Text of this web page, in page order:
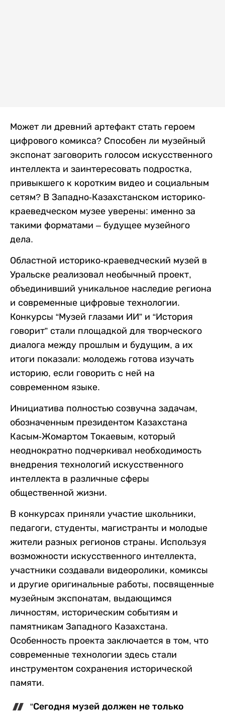
Может ли древний артефакт стать героем
цифрового комикса? Способен ли музейный
экспонат заговорить голосом искусственного
интеллекта и заинтересовать подростка,
привыкшего к коротким видео и социальным
сетям? В Западно-Казахстанском историко-
краеведческом музее уверены: именно за
такими форматами – будущее музейного
дела.
Областной историко-краеведческий музей в
Уральске реализовал необычный проект,
объединивший уникальное наследие региона
и современные цифровые технологии.
Конкурсы “Музей глазами ИИ” и “История
говорит” стали площадкой для творческого
диалога между прошлым и будущим, а их
итоги показали: молодежь готова изучать
историю, если говорить с ней на
современном языке.
Инициатива полностью созвучна задачам,
обозначенным президентом Казахстана
Касым-Жомартом Токаевым, который
неоднократно подчеркивал необходимость
внедрения технологий искусственного
интеллекта в различные сферы
общественной жизни.
В конкурсах приняли участие школьники,
педагоги, студенты, магистранты и молодые
жители разных регионов страны. Используя
возможности искусственного интеллекта,
участники создавали видеоролики, комиксы
и другие оригинальные работы, посвященные
музейным экспонатам, выдающимся
личностям, историческим событиям и
памятникам Западного Казахстана.
Особенность проекта заключается в том, что
современные технологии здесь стали
инструментом сохранения исторической
памяти.
“Сегодня музей должен не только